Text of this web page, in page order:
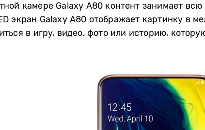
камере Galaxy A80 контент занимает
экран Galaxy A80 отображает картинку в
в игру, видео, фото или историю,